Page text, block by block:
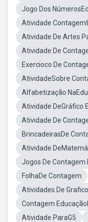
Jogo Dos
Atividade
Atividade De Artes
Atividade De
Exercioco De
AtividadeSobre
Alfabetização
Atividade DeGráfico
Atividade De
BrincadeirasDe
Atividade
Jogos De Contagem
FolhaDe Contagem
Atividades De
Contagem
Atividade ParaG5